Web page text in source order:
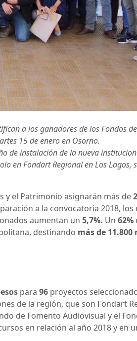
a los ganadores de los Fondos
15 de enero en Osorno.
de instalación de la nueva
en Fondart Regional en Los Lagos,
y el Patrimonio asignarán más de
a la convocatoria 2018, los
aumentan un 5,7%. Un 62%
destinando más de
para 96 proyectos
de la región, que son Fondart
de Fomento Audiovisual y el
en relación al año 2018 y en